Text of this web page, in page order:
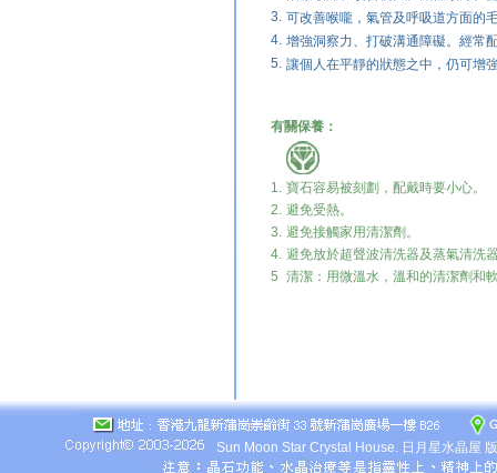
3. 可改善喉嚨，氣管及呼吸道方面的
4. 增強洞察力、打破溝通障礙。經常
5. 讓個人在平靜的狀態之中，仍可增
有關保養：
1. 寶石容易被刻劃，配戴時要小心。
2. 避免受熱。
3. 避免接觸家用清潔劑。
4. 避免放於超聲波清洗器及蒸氣清洗
5 清潔：用微溫水，溫和的清潔劑和
Sun Moon Star Crystal House. 日月星水晶屋